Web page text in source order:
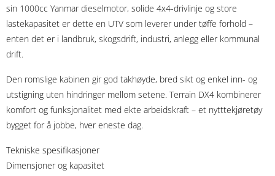
sin 1000cc Yanmar dieselmotor, solide 4x4-drivlinje og store
lastekapasitet er dette en UTV som leverer under tøffe forhold –
enten det er i landbruk, skogsdrift, industri, anlegg eller kommunal
drift.
Den romslige kabinen gir god takhøyde, bred sikt og enkel inn- og
utstigning uten hindringer mellom setene. Terrain DX4 kombinerer
komfort og funksjonalitet med ekte arbeidskraft – et nytttekjøretøy
bygget for å jobbe, hver eneste dag.
Tekniske spesifikasjoner
Dimensjoner og kapasitet